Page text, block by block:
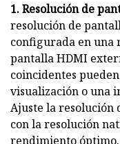
1. Resolución de
resolución de
configurada en una
pantalla HDMI
coincidentes
visualización o una
Ajuste la resolución
con la resolución
rendimiento óptimo.